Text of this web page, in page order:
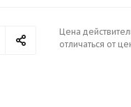
Цена
отличаться от